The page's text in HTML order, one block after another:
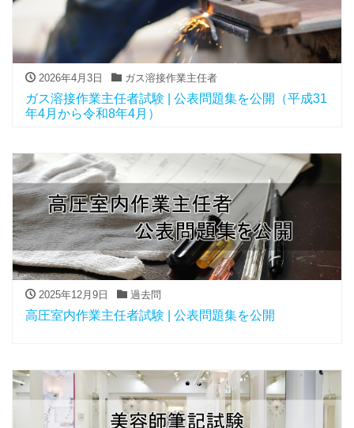
2026年4月3日 ガス溶接作業主任者
ガス溶接作業主任者試験 | 公表問題集を公開（平成31
年4月から令和8年4月）
2025年12月9日 過去問
高圧室内作業主任者試験 | 公表問題集を公開